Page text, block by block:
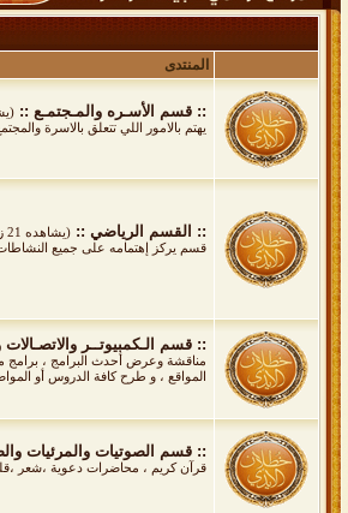
المنتدى
:: قسم الأسـره والمـجتمـع ::
يهتم بالامور اللي تتعلق بالاسرة
:: القسم الرياضي :: (يشاهده 21 زائر)
قسم يركز إهتمامه على جميع النشاطات
:: قسم الـكمبيوتــر
مناقشة وعرض أحدث البرامج ، برامج
المواقع ، و طرح كافة الدروس أو
:: قسم الصوتيات والمرئيات
قرآن كريم ، محاضرات دعوية ،شعر